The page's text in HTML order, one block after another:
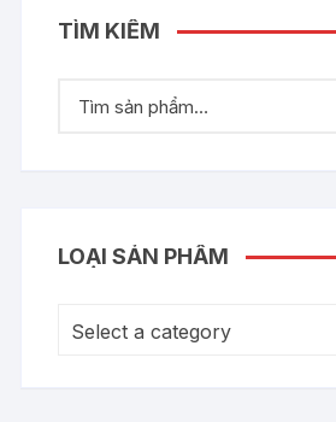
TÌM KIẾM
LOẠI SẢN PHẨM
Select a category